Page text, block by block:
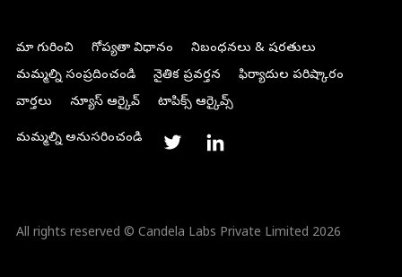
మా గురించి గోప్యతా విధానం
నిబంధనలు & షరతులు
మమ్మల్ని సంప్రదించండి
నైతిక ప్రవర్తన
ఫిర్యాదుల పరిష్కారం
వార్తలు
న్యూస్ ఆర్కైవ్ టాపిక్స్ ఆర్కైవ్స్
మమ్మల్ని అనుసరించండి
All rights reserved © Candela Labs Private Limited 2026